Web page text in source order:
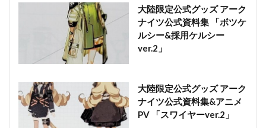
大陸限定公式グッズ アーク
ナイツ公式資料集 「ボツケ
ルシー&採用ケルシー
ver.2」
大陸限定公式グッズ アーク
ナイツ公式資料集&アニメ
PV 「スワイヤーver.2」